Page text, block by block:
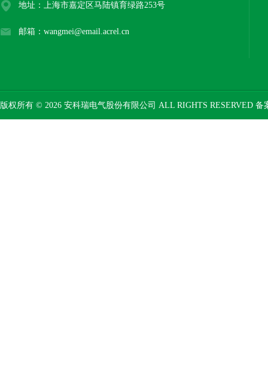
地址：上海市嘉定区马陆镇育绿路253号
邮箱：wangmei@email.acrel.cn
版权所有 © 2026 安科瑞电气股份有限公司 ALL RIGHTS RESERVED 备